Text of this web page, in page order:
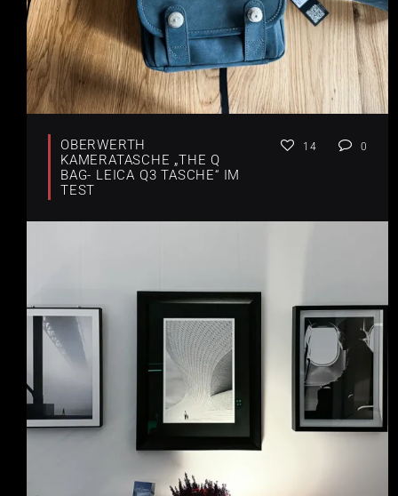
OBERWERTH
KAMERATASCHE „THE Q
BAG- LEICA Q3 TASCHE“ IM
TEST
14 0